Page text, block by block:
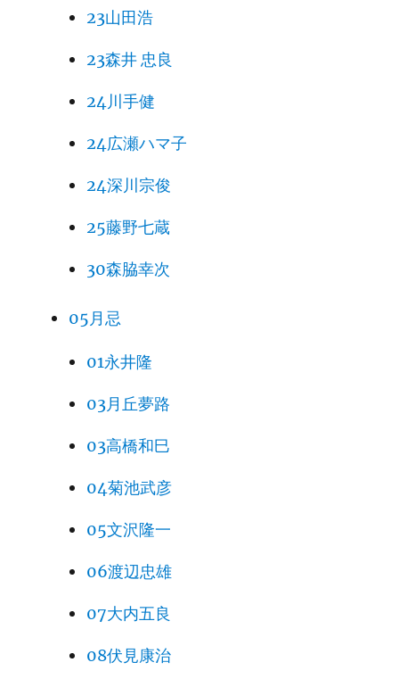
23山田浩
23森井 忠良
24川手健
24広瀬ハマ子
24深川宗俊
25藤野七蔵
30森脇幸次
05月忌
01永井隆
03月丘夢路
03高橋和巳
04菊池武彦
05文沢隆一
06渡辺忠雄
07大内五良
08伏見康治